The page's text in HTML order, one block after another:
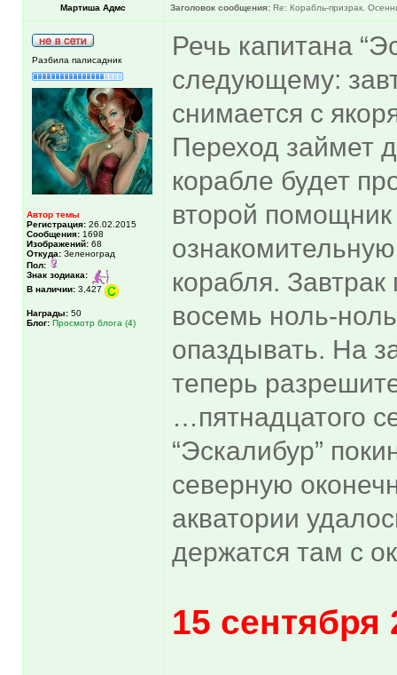
Мартиша Адмс Заголовок сообщения: Re: Корабль-призрак.
Разбила палисадник
Автор темы
Регистрация: 26.02.2015
Сообщения: 1698
Изображений: 68
Откуда: Зеленоград
Пол:
Знак зодиака:
В наличии: 3,427
Награды: 50
Блог: Просмотр блога (4)
Речь капитана
следующему:
снимается с
Переход займет
корабле будет
второй помощник
корабля.
восемь ноль-
опаздывать. На
теперь
…пятнадцатого
“Эскалибур”
северную
акватории
держатся там с
15 сентября